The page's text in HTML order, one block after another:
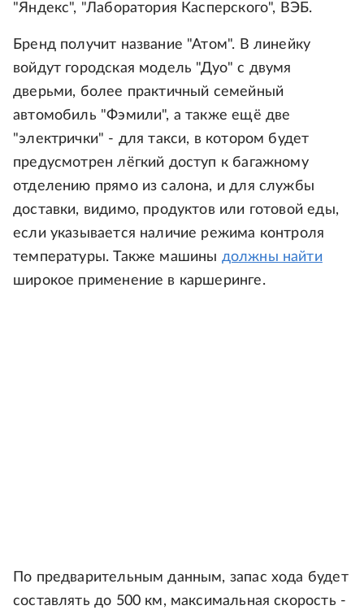
"Яндекс", "Лаборатория Касперского", ВЭБ.
Бренд получит название "Атом". В линейку
войдут городская модель "Дуо" с двумя
дверьми, более практичный семейный
автомобиль "Фэмили", а также ещё две
"электрички" - для такси, в котором будет
предусмотрен лёгкий доступ к багажному
отделению прямо из салона, и для службы
доставки, видимо, продуктов или готовой еды,
если указывается наличие режима контроля
температуры. Также машины должны найти
широкое применение в каршеринге.
По предварительным данным, запас хода будет
составлять до 500 км, максимальная скорость -